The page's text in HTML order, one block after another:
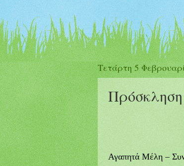
Τετάρτη 5
Αγαπητά Μέλη –